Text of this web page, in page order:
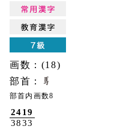
画数：(18)
部首：
部首内画数8
2419
3833